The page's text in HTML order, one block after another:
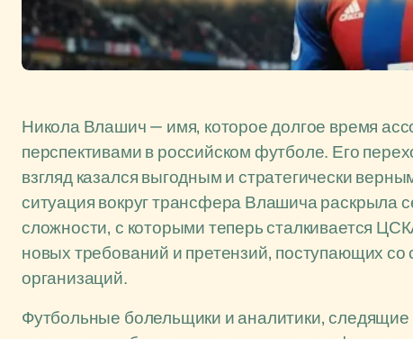
Никола Влашич — имя, которое долгое время
перспективами в российском футболе. Его
взгляд казался выгодным и стратегически
ситуация вокруг трансфера Влашича раскрыла
сложности, с которыми теперь сталкивается
новых требований и претензий, поступающих
организаций.
Футбольные болельщики и аналитики,